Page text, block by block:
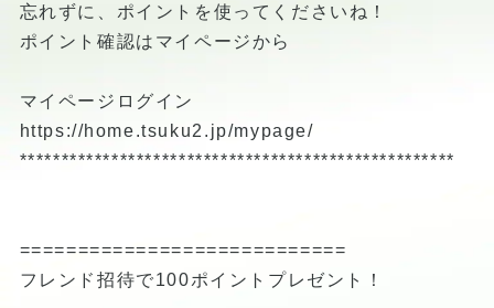
忘れずに、ポイントを使ってくださいね！
ポイント確認はマイページから
マイページログイン
https://home.tsuku2.jp/mypage/
****************************************************
============================
フレンド招待で100ポイントプレゼント！